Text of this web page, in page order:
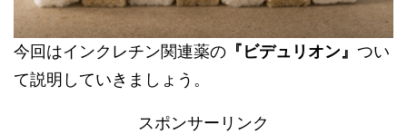
今回はインクレチン関連薬の 『ビデュリオン』 つい
て説明していきましょう。
スポンサーリンク